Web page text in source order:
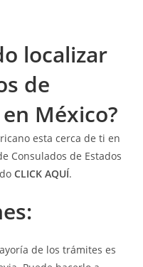
localizar
de
México?
esta cerca de ti en
Consulados de Estados
CLICK AQUÍ.
de los trámites es